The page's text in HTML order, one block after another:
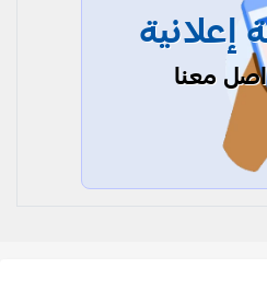
إعلانية
معنا